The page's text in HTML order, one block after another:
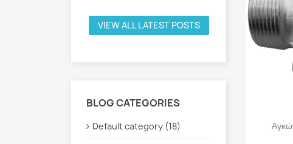
VIEW ALL LATEST POSTS
BLOG CATEGORIES
Default category (18) 